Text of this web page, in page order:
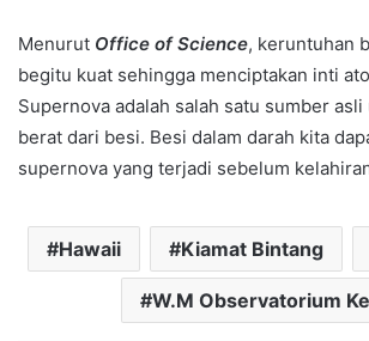
Menurut Office of Science, keruntuhan
begitu kuat sehingga menciptakan inti
Supernova adalah salah satu sumber
berat dari besi. Besi dalam darah kita
supernova yang terjadi sebelum
Hawaii Kiamat Bintang
W.M Observatorium